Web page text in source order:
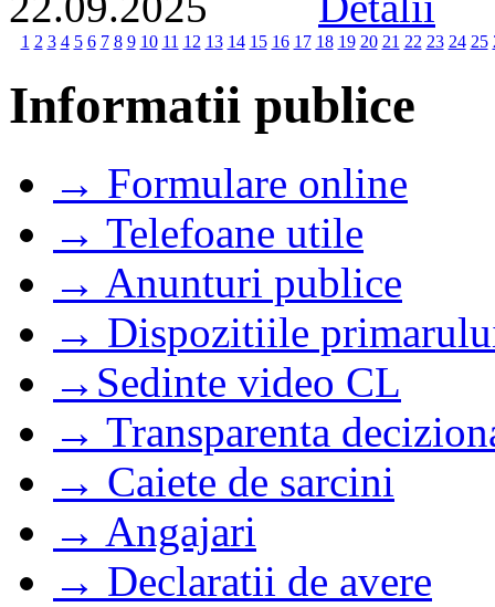
1 2 3 4 5 6 7 8 9 10 11 12 13 14 15 16 17 18 19 20 21 22 23 24 25
Informatii publice
→ Formulare online
→ Telefoane utile
→ Anunturi publice
→ Dispozitiile
→Sedinte video CL
→ Transparenta
→ Caiete de sarcini
→ Angajari
→ Declaratii de avere